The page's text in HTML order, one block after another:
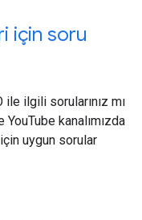
için soru
ilgili sorularınız mı
kanalımızda
için uygun sorular